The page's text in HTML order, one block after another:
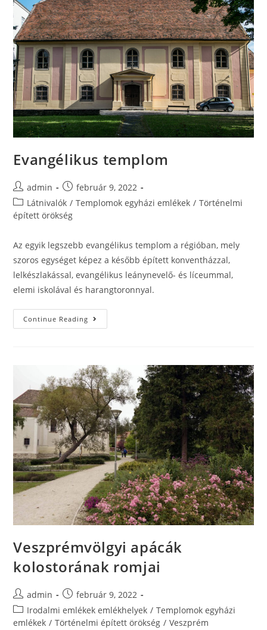
Evangélikus templom
admin
február 9, 2022
Látnivalók / Templomok egyházi emlékek / Történelmi
épített örökség
Az egyik legszebb evangélikus templom a régióban, mely
szoros egységet képez a később épített konventházzal,
lelkészlakással, evangélikus leánynevelő- és líceummal,
elemi iskolával és harangtoronnyal.
Continue Reading
Veszprémvölgyi apácák
kolostorának romjai
admin
február 9, 2022
Irodalmi emlékek emlékhelyek / Templomok egyházi
emlékek / Történelmi épített örökség / Veszprém